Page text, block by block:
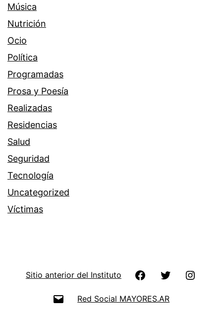
Música
Nutrición
Ocio
Política
Programadas
Prosa y Poesía
Realizadas
Residencias
Salud
Seguridad
Tecnología
Uncategorized
Víctimas
Sitio anterior del Instituto FacebookTwitter
EmailRed Social MAYORES.AR